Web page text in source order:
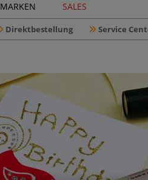
MARKEN SALES
Direktbestellung Service